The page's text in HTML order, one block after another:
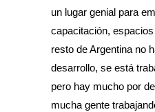
un lugar genial para
capacitación,
resto de Argentina no
desarrollo, se está
pero hay mucho por
mucha gente